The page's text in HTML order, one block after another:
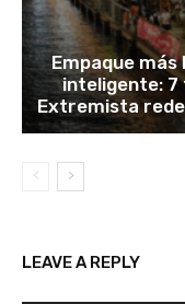
Empaque
inteligente: 7
Extremista
LEAVE A REPLY